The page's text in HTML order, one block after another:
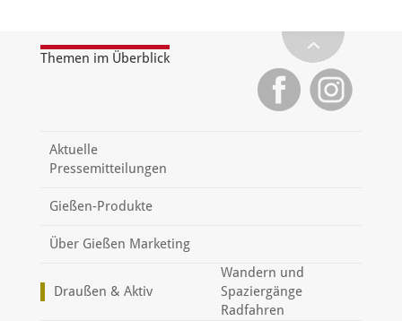
Themen im Überblick
Aktuelle
Pressemitteilungen
Gießen-Produkte
Über Gießen Marketing
Draußen & Aktiv
Wandern und
Spaziergänge
Radfahren